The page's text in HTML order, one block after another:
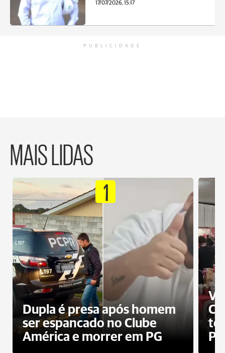
17/07/2026, 15:17
PUBLICIDADE
MAIS LIDAS
1
Dupla é presa após homem
ser espancado no Clube
América e morrer em PG
PG